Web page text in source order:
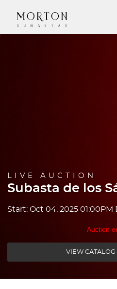
LIVE AUCTION
Subasta de los
Start: Oct 04, 2025 01:00PM
Auction
VIEW CATALOG